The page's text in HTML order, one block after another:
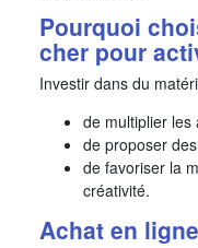
Pourquoi
cher pour
Investir dans du
de multiplier les
de proposer
de favoriser la
créativité.
Achat en